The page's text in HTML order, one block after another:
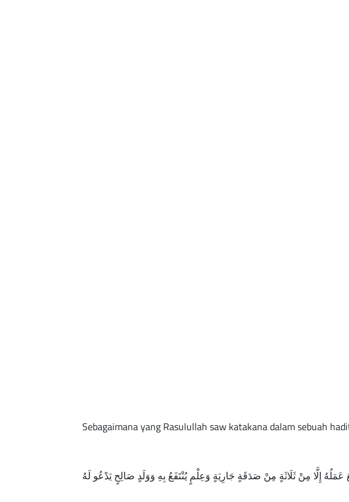
Sebagaimana yang Rasulullah saw katakana dalam sebuah
عَمَلُهُ إِلَّا مِنْ ثَلَاثَةٍ مِنْ صَدَقَةٍ جَارِيَةٍ وَعِلْمٍ يُنْتَفَعُ بِهِ وَوَلَدٍ صَالِحٍ يَدْعُو لَهُ